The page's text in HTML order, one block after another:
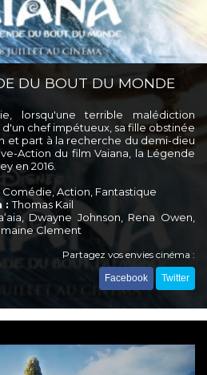
DU BOUT DU MONDE
lorsqu'une terrible malédiction
chef impétueux, sa fille obstinée
et part à la recherche du demi-dieu
Action du film Vaiana, la Légende
en 2016.
Comédie, Action, Fantastique
:Thomas Kail
Dwayne Johnson, Rena Owen,
Clement
Partagez vos envies cinéma :
Facebook Twitter